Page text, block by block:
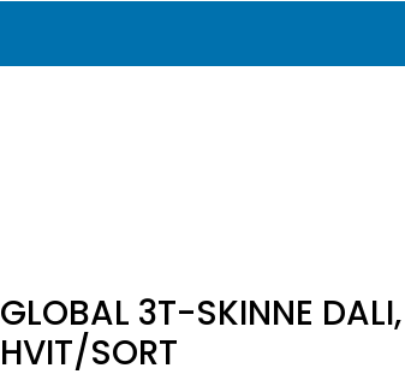
GLOBAL 3T-SKINNE DALI,
HVIT/SORT